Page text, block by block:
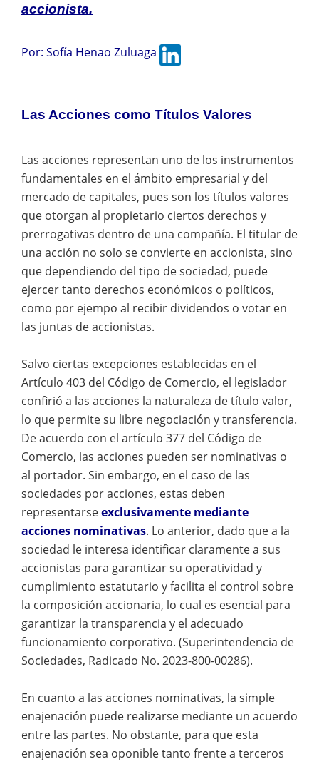
accionista.
Por: Sofía Henao Zuluaga
Las Acciones como Títulos Valores
Las acciones representan uno de los instrumentos
fundamentales en el ámbito empresarial y del
mercado de capitales, pues son los títulos valores
que otorgan al propietario ciertos derechos y
prerrogativas dentro de una compañía. El titular de
una acción no solo se convierte en accionista, sino
que dependiendo del tipo de sociedad, puede
ejercer tanto derechos económicos o políticos,
como por ejempo al recibir dividendos o votar en
las juntas de accionistas.
Salvo ciertas excepciones establecidas en el
Artículo 403 del Código de Comercio, el legislador
confirió a las acciones la naturaleza de título valor,
lo que permite su libre negociación y transferencia.
De acuerdo con el artículo 377 del Código de
Comercio, las acciones pueden ser nominativas o
al portador. Sin embargo, en el caso de las
sociedades por acciones, estas deben
representarseexclusivamente mediante
acciones nominativas. Lo anterior, dado que a la
sociedad le interesa identificar claramente a sus
accionistas para garantizar su operatividad y
cumplimiento estatutario y facilita el control sobre
la composición accionaria, lo cual es esencial para
garantizar la transparencia y el adecuado
funcionamiento corporativo. (Superintendencia de
Sociedades, Radicado No. 2023-800-00286).
En cuanto a las acciones nominativas, la simple
enajenación puede realizarse mediante un acuerdo
entre las partes. No obstante, para que esta
enajenación sea oponible tanto frente a terceros